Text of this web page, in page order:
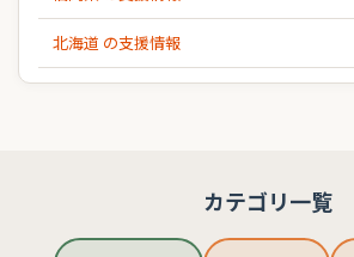
北海道 の支援情報
カテゴリ一覧